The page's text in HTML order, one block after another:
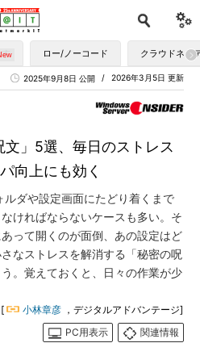
ロー/ノーコード クラウドネイ
2026年3月5日 更新
2025年9月8日 公開
」5選、毎日のストレス
向上にも効く
ルダや設定画面にたどり着くまで
ければならないケースも多い。そ
って開くのが面倒、あの設定はど
なストレスを解消する「秘密の呪
。覚えておくと、日々の作業が少
[ 小林章彦 ，デジタルアドバンテージ]
PC用表示
関連情報